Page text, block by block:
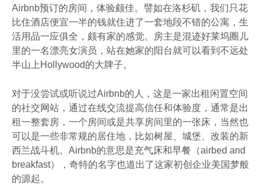
Airbnb预订的房间，体验颇佳。譬如在洛杉矶，我们只花
比住酒店便宜一半的钱就住进了一套地段不错的公寓，生
活用品一应俱全，颇有家的感觉。房主是混迹好莱坞圈儿
里的一名漂亮女演员，站在她家的阳台就可以看到不远处
半山上Hollywood的大牌子。
对于没尝试或听说过Airbnb的人，这是一家出租闲置空间
的社交网站，通过在线交流提高信任和体验度，通常是出
租一整套房，一个房间或是共享房间里的一张床，当然也
可以是一些非常规的居住地，比如树屋、城堡、改装的新
西兰战斗机。Airbnb的意思是充气床和早餐（airbed and
breakfast），奇特的名字也道出了这家初创企业美国梦般
的源起。